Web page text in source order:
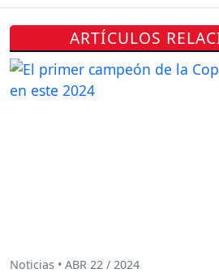
ARTÍCULOS
Noticias • ABR 22 / 2024